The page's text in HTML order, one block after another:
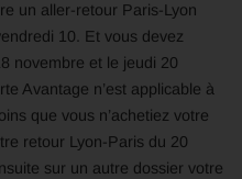
un aller-retour Paris-Lyon
10. Et vous devez
novembre et le jeudi 20
Avantage n’est applicable à
que vous n’achetiez votre
retour Lyon-Paris du 20
sur un autre dossier votre